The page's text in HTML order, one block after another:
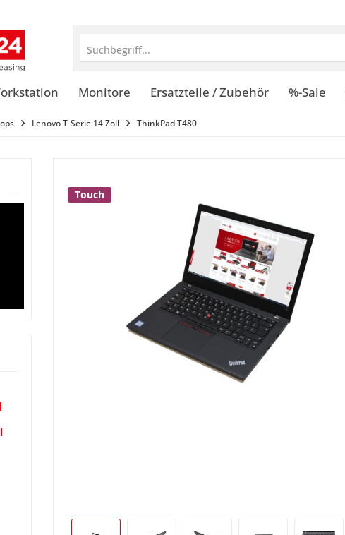
Suchbegriff...
Monitore Ersatzteile / Zubehör %-Sale
Lenovo T-Serie 14 Zoll ThinkPad T480
Touch